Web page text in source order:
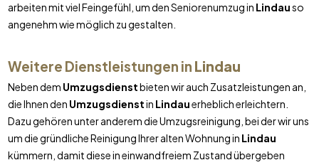
arbeiten mit viel Feingefühl, um den Seniorenumzug in Lindauso
angenehm wie möglich zu gestalten.
Weitere Dienstleistungen in Lindau
Neben dem Umzugsdienstbieten wir auch Zusatzleistungen an,
die Ihnen den Umzugsdienstin Lindauerheblich erleichtern.
Dazu gehören unter anderem die Umzugsreinigung, bei der wir uns
um die gründliche Reinigung Ihrer alten Wohnung in Lindau
kümmern, damit diese in einwandfreiem Zustand übergeben